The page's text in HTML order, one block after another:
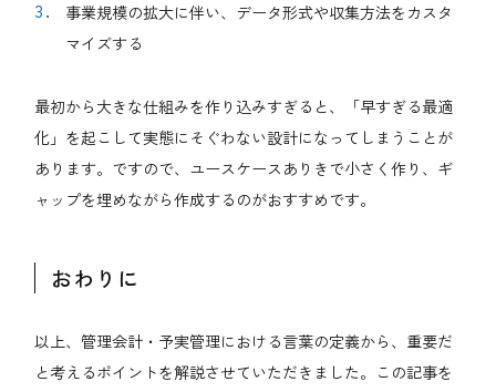
事業規模の拡大に伴い、データ形式や収集方法をカスタ
マイズする
最初から大きな仕組みを作り込みすぎると、「早すぎる最適
化」を起こして実態にそぐわない設計になってしまうことが
あります。ですので、ユースケースありきで小さく作り、ギ
ャップを埋めながら作成するのがおすすめです。
おわりに
以上、管理会計・予実管理における言葉の定義から、重要だ
と考えるポイントを解説させていただきました。この記事を